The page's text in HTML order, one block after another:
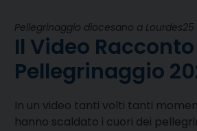
Pellegrinaggio diocesano a Lourdes25
Il Video
Pellegrinaggio
In un video tanti volti tanti
hanno scaldato i cuori dei